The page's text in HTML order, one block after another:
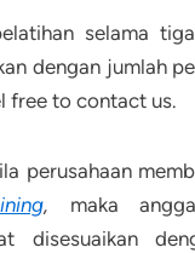
selama
dengan jumlah
free to contact us.
perusahaan
, maka
disesuaikan